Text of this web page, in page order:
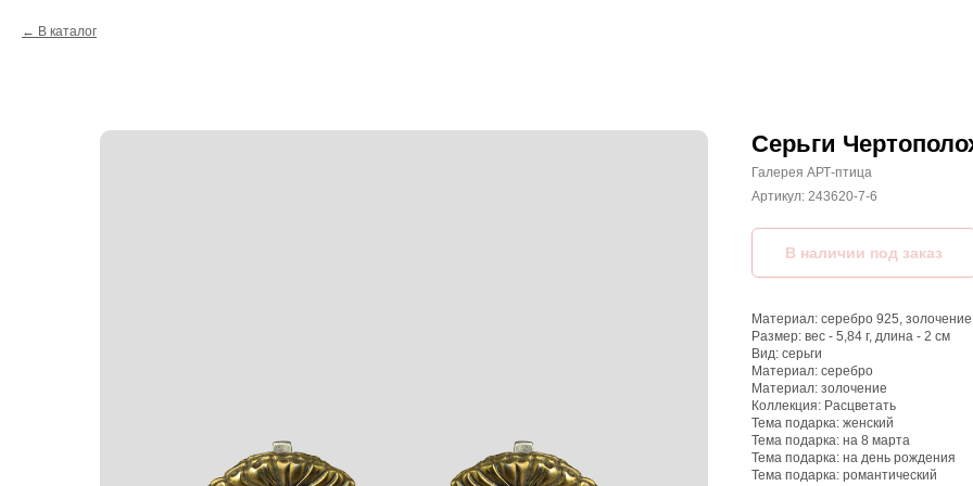
В каталог
Серьги
Галерея АРТ-птица
Артикул: 243620-7-6
Материал: серебро 925, золочение
Размер: вес - 5,84 г, длина - 2 см
Вид: серьги
Материал: серебро
Материал: золочение
Коллекция: Расцветать
Тема подарка: женский
Тема подарка: на 8 марта
Тема подарка: на день рождения
Тема подарка: романтический